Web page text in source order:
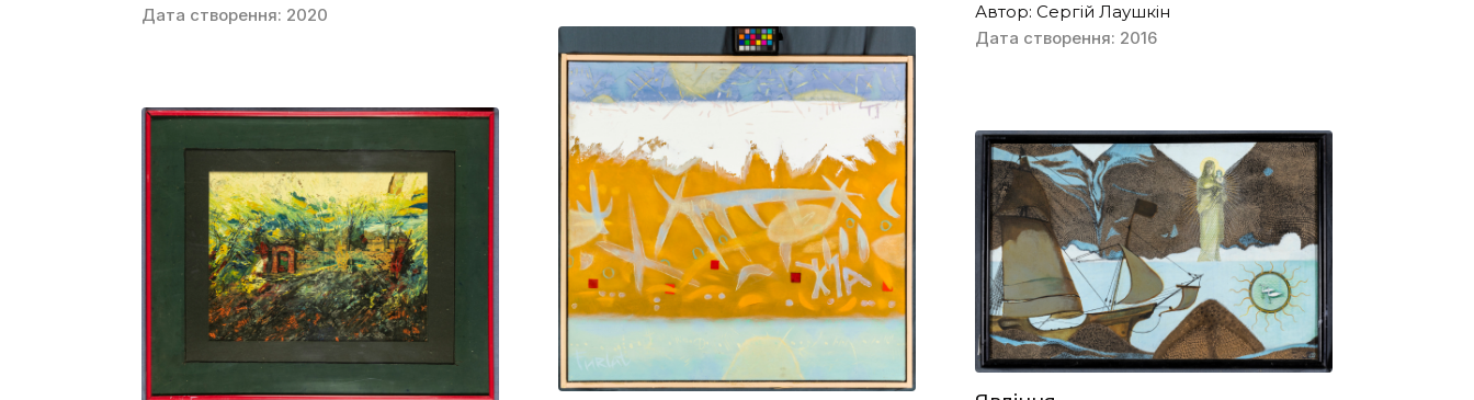
Дата створення: 2020
Автор: Сергій Лаушкін
Дата створення: 2016